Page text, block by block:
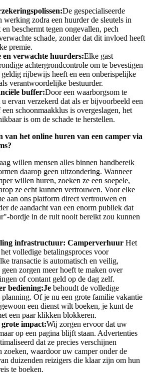
De gespecialiseerde
werking zodra een huurder de sleutels in
beschermt tegen ongevallen, pech
schade, zonder dat dit invloed heeft
premie.
en verwachte huurders:Elke gast
achtergrondcontrole om te bevestigen
rijbewijs heeft en een onberispelijke
verantwoordelijke bestuurder.
buffer:Door een waarborgsom te
u ervan verzekerd dat als er bijvoorbeeld een
schoonmaakklus is overgeslagen, het
is om de schade te herstellen.
van het online huren van een camper via
willen mensen alles binnen handbereik
daarop geen uitzondering. Wanneer
willen huren, zoeken ze een soepele,
ze echt kunnen vertrouwen. Voor elke
aan ons platform direct vertrouwen en
de aandacht van een enorm publiek dat
bordje in de ruit nooit bereikt zou kunnen
infrastructuur: Camperverhuur Het
het volledige betalingsproces voor
transactie is automatisch en veilig,
zorgen meer hoeft te maken over
of contant geld op de dag zelf.
bediening:Je behoudt de volledige
Of je nu een grote familie vakantie
een dienst wilt boeken, je kunt de
een paar klikken blokkeren.
impact:Wij zorgen ervoor dat uw
op een pagina blijft staan. Advertenties
dat ze precies verschijnen
zoeken, waardoor uw camper onder de
duizenden reizigers die klaar zijn om hun
te boeken.